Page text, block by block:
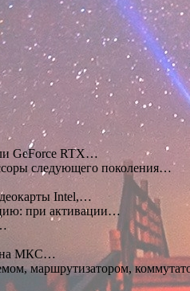
GeForce RTX…
следующего поколения…
Intel,…
при активации…
на МКС…
маршрутизатором,